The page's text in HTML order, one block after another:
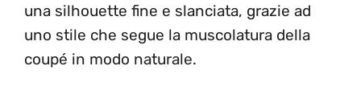
una silhouette fine e slanciata, grazie ad
uno stile che segue la muscolatura della
coupé in modo naturale.